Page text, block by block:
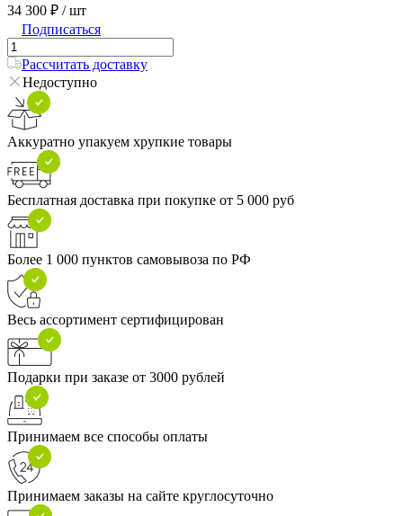
34 300 ₽ / шт
Подписаться
Рассчитать доставку
Недоступно
Аккуратно упакуем хрупкие товары
Бесплатная доставка при покупке от 5 000 руб
Более 1 000 пунктов самовывоза по РФ
Весь ассортимент сертифицирован
Подарки при заказе от 3000 рублей
Принимаем все способы оплаты
Принимаем заказы на сайте круглосуточно